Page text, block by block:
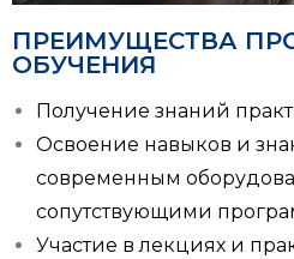
ПРЕИМУЩЕСТВА
ОБУЧЕНИЯ
Получение знаний
Освоение навыков и
современным
сопутствующими
Участие в лекциях и